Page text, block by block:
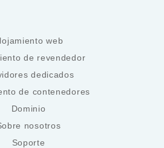
web
de revendedor
dedicados
de contenedores
Dominio
nosotros
Soporte